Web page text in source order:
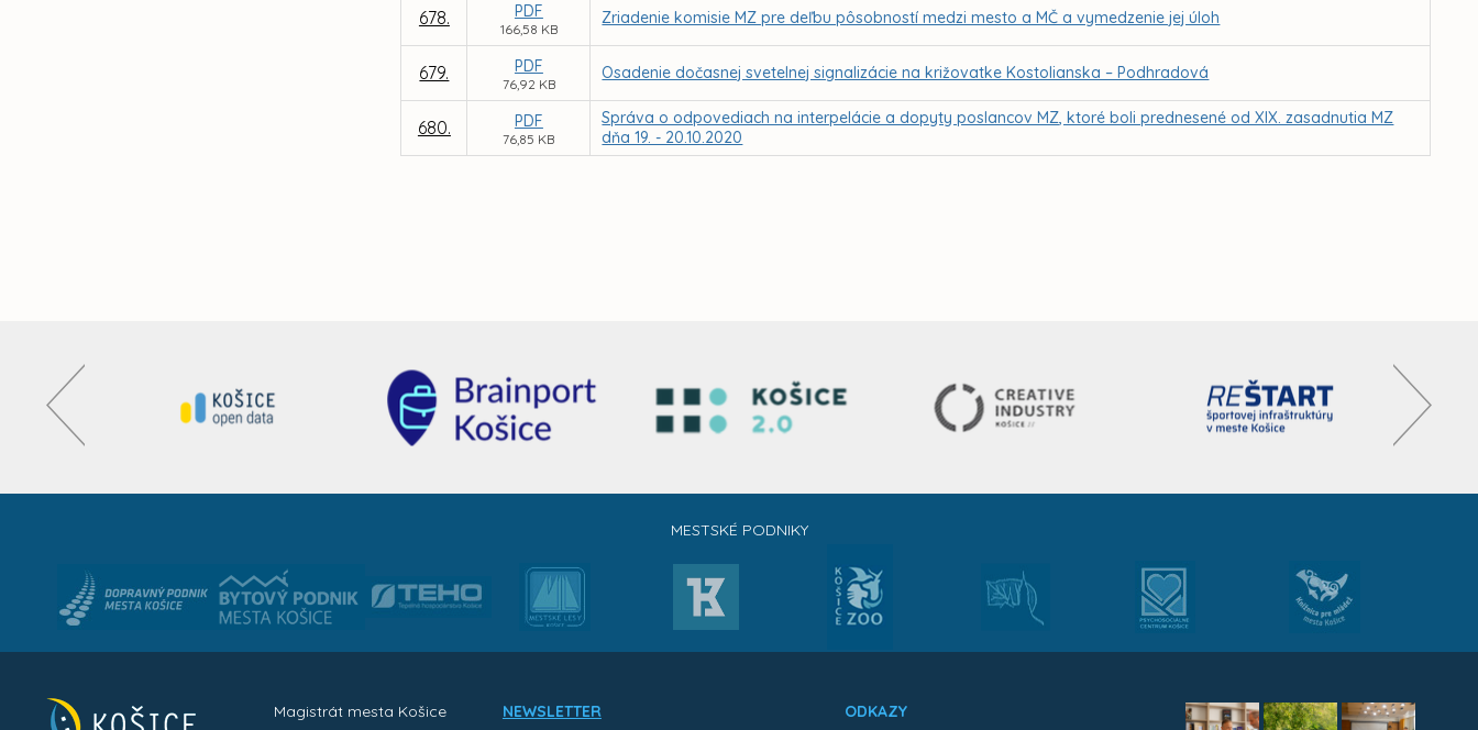
678. PDF
166,58 KB
Zriadenie komisie MZ pre deľbu pôsobností medzi mesto a MČ a vymedzenie jej úloh
679. PDF
76,92 KB
Osadenie dočasnej svetelnej signalizácie na križovatke Kostolianska – Podhradová
680. PDF
76,85 KB
Správa o odpovediach na interpelácie a dopyty poslancov MZ, ktoré boli prednesené od XIX. zasadnutia MZ
dňa 19. - 20.10.2020
MESTSKÉ PODNIKY
Magistrát mesta Košice
NEWSLETTER ODKAZY